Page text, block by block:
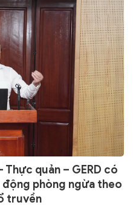
quản – GERD có
động phòng ngừa theo
truyền